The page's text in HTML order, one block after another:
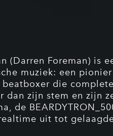
(Darren Foreman) is
muziek: een
beatboxer die
dan zijn stem en zijn
de
uit tot